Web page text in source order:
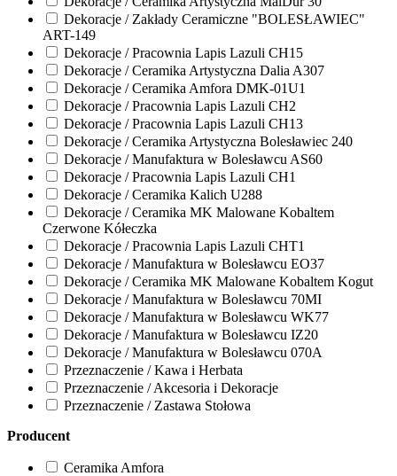
Dekoracje / Zakłady Ceramiczne "BOLESŁAWIEC"
ART-149
Dekoracje / Pracownia Lapis Lazuli CH15
Dekoracje / Ceramika Artystyczna Dalia A307
Dekoracje / Ceramika Amfora DMK-01U1
Dekoracje / Pracownia Lapis Lazuli CH2
Dekoracje / Pracownia Lapis Lazuli CH13
Dekoracje / Ceramika Artystyczna Bolesławiec 240
Dekoracje / Manufaktura w Bolesławcu AS60
Dekoracje / Pracownia Lapis Lazuli CH1
Dekoracje / Ceramika Kalich U288
Dekoracje / Ceramika MK Malowane Kobaltem
Czerwone Kółeczka
Dekoracje / Pracownia Lapis Lazuli CHT1
Dekoracje / Manufaktura w Bolesławcu EO37
Dekoracje / Ceramika MK Malowane Kobaltem Kogut
Dekoracje / Manufaktura w Bolesławcu 70MI
Dekoracje / Manufaktura w Bolesławcu WK77
Dekoracje / Manufaktura w Bolesławcu IZ20
Dekoracje / Manufaktura w Bolesławcu 070A
Przeznaczenie / Kawa i Herbata
Przeznaczenie / Akcesoria i Dekoracje
Przeznaczenie / Zastawa Stołowa
Producent
Ceramika Amfora